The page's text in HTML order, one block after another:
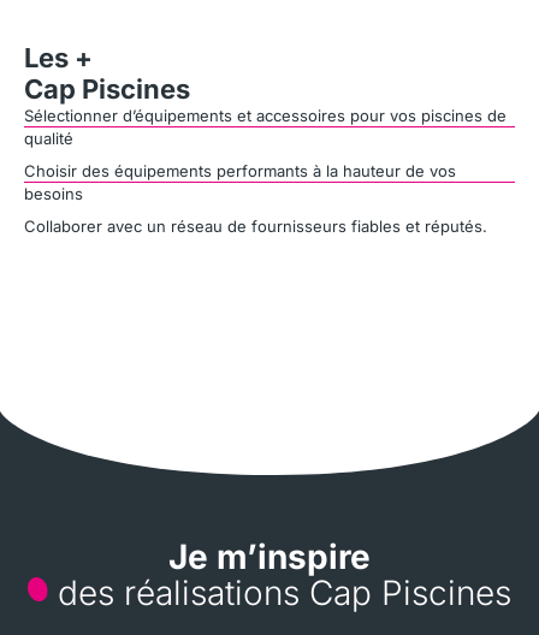
Les +
Cap Piscines
Sélectionner d’équipements et accessoires pour vos piscines de
qualité
Choisir des équipements performants à la hauteur de vos
besoins
Collaborer avec un réseau de fournisseurs fiables et réputés.
Je m’inspire
des réalisations Cap Piscines